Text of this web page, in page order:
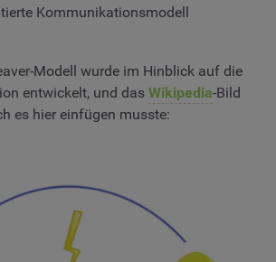
Kommunikationsmodell
Modell wurde im Hinblick auf die
entwickelt, und das Wikipedia-Bild
es hier einfügen musste: